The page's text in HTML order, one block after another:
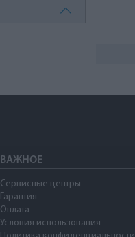
ВАЖНОЕ
Сервисные центры
Гарантия
Оплата
Условия использования